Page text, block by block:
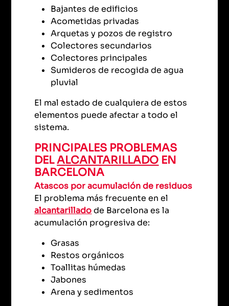
Bajantes de edificios
Acometidas privadas
Arquetas y pozos de registro
Colectores secundarios
Colectores principales
Sumideros de recogida de agua
pluvial
El mal estado de cualquiera de estos
elementos puede afectar a todo el
sistema.
PRINCIPALES PROBLEMAS
DELALCANTARILLADO EN
BARCELONA
Atascos por acumulación de residuos
El problema más frecuente en el
alcantarilladode Barcelona es la
acumulación progresiva de:
Grasas
Restos orgánicos
Toallitas húmedas
Jabones
Arena y sedimentos